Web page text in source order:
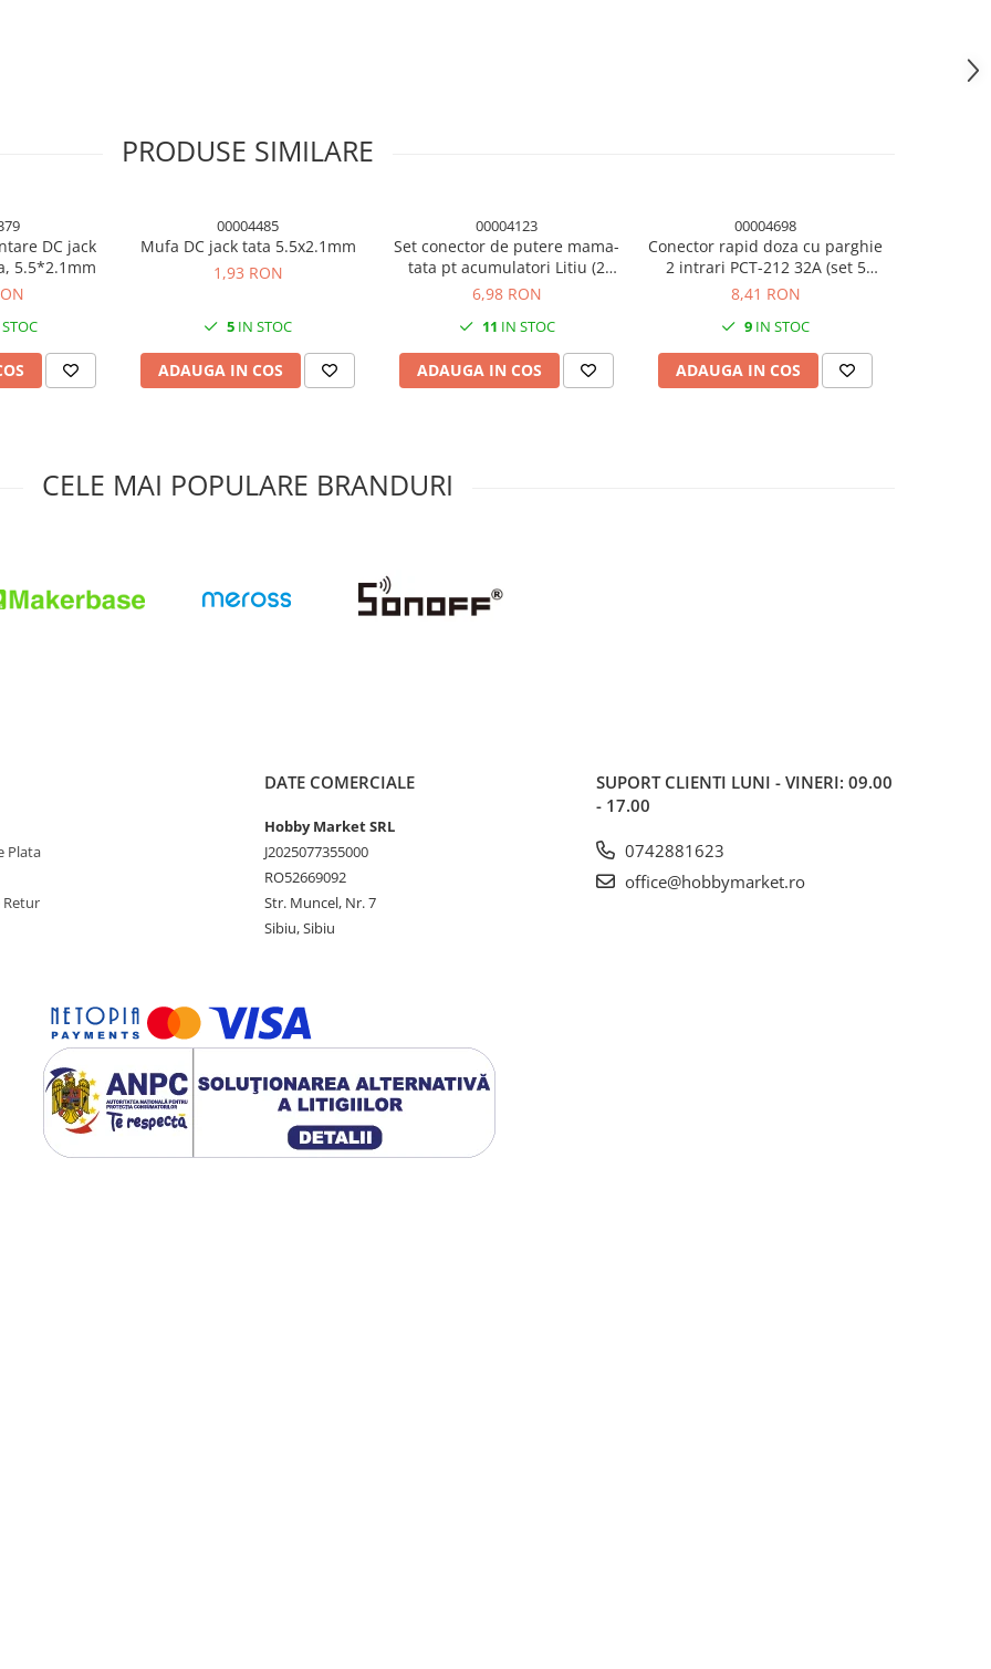
PRODUSE SIMILARE
DC jack
5.5*2.1mm
00004485
Mufa DC jack tata 5.5x2.1mm
1,93 RON
5 IN STOC
ADAUGA IN COS
00004123
Set conector de putere mama-
tata pt acumulatori Litiu (2
seturi)
6,98 RON
11 IN STOC
ADAUGA IN COS
00004698
Conector rapid doza cu parghie
2 intrari PCT-212 32A (set 5
conectori)
8,41 RON
9 IN STOC
ADAUGA IN COS
CELE MAI POPULARE BRANDURI
Plata
Retur
DATE COMERCIALE
Hobby Market SRL
J2025077355000
RO52669092
Str. Muncel, Nr. 7
Sibiu, Sibiu
SUPORT CLIENTI LUNI - VINERI: 09.00
- 17.00
0742881623
office@hobbymarket.ro